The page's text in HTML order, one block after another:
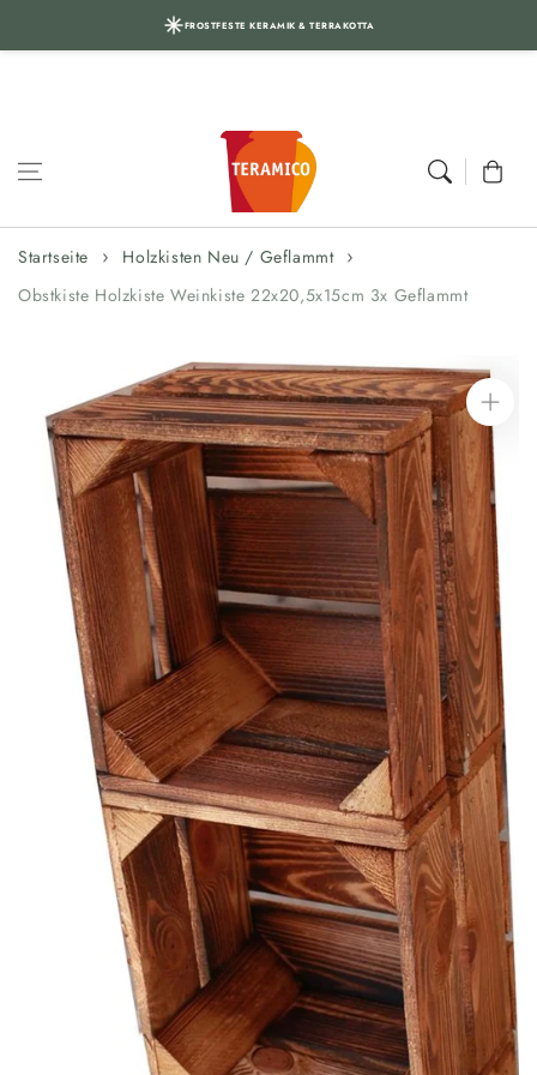
FROSTFESTE KERAMIK & TERRAKOTTA
Zum Inhalt
Startseite
Holzkisten Neu / Geflammt
Obstkiste Holzkiste Weinkiste 22x20,5x15cm 3x Geflammt
Produktinformation
springen